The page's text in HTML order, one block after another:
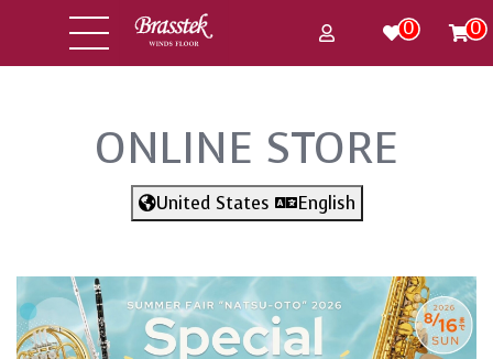
0 0
ONLINE STORE
United States English